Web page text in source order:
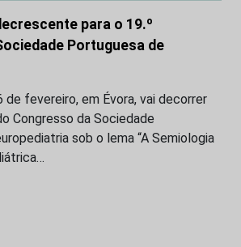
para o 19.º
Portuguesa de
de fevereiro, em Évora, vai decorrer
Congresso da Sociedade
sob o lema “A Semiologia